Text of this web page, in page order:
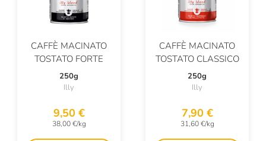
CAFFÈ MACINATO
TOSTATO FORTE
250g
Illy
9,50 €
38,00 €/kg
CAFFÈ MACINATO
TOSTATO CLASSICO
250g
Illy
7,90 €
31,60 €/kg